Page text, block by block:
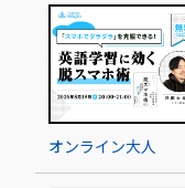
オンライン大人